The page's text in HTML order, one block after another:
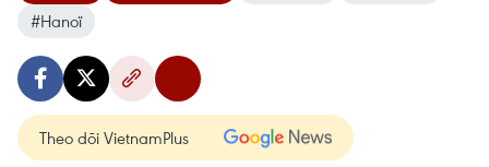
#Hanoï
Theo dõi VietnamPlus